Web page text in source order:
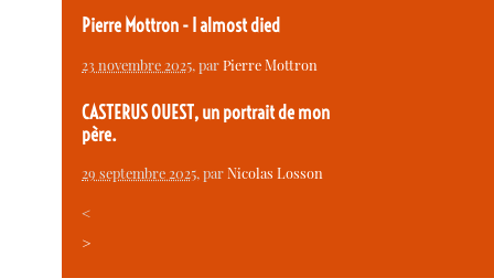
Pierre Mottron - I almost died
23 novembre 2025, parPierre Mottron
CASTERUS OUEST, un portrait de mon
père.
29 septembre 2025, parNicolas Losson
<
>